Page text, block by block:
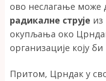
ово неслагање може
радикалне струје
окупљања око
организације коју
Притом, Црндак у